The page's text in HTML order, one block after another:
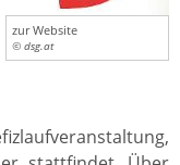
zur Website
© dsg.at